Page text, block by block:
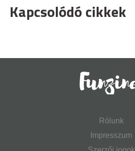
Kapcsolódó cikkek
Rólunk
Impresszum